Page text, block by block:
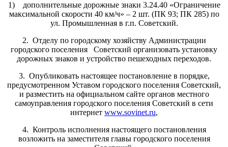
1) дополнительные дорожные знаки 3.24.40 «Ограничение
максимальной скорости 40 км/ч» – 2 шт. (ПК 93; ПК 285) по
ул. Промышленная в г.п. Советский.
2. Отделу по городскому хозяйству Администрации
городского поселения Советский организовать установку
дорожных знаков и устройство пешеходных переходов.
3. Опубликовать настоящее постановление в порядке,
предусмотренном Уставом городского поселения Советский,
и разместить на официальном сайте органов местного
самоуправления городского поселения Советский в сети
интернет www.sovinet.ru,
4. Контроль исполнения настоящего постановления
возложить на заместителя главы городского поселения